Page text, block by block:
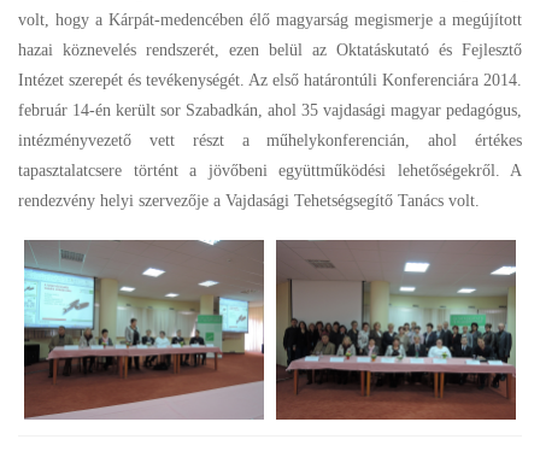
Cofman Iskola
Pedagógusbál
Általános Iskolások Művészeti Vetélkedője
Észak-bácskai Tehetségpont
Himnusz – Szózat szavalóverseny
Épített örökség
Erasmus +
Köznevelési együttműködés a digitális módszerek és eszközök
használatának támogatására Magyarországon és a szomszédos
volt, hogy a Kárpát-medencében élő magyarság megismerje a megújított
hazai köznevelés rendszerét, ezen belül az Oktatáskutató és Fejlesztő
Intézet szerepét és tevékenységét. Az első határontúli Konferenciára 2014.
február 14-én került sor Szabadkán, ahol 35 vajdasági magyar pedagógus,
intézményvezető vett részt a műhelykonferencián, ahol értékes
tapasztalatcsere történt a jövőbeni együttműködési lehetőségekről. A
rendezvény helyi szervezője a Vajdasági Tehetségsegítő Tanács volt.